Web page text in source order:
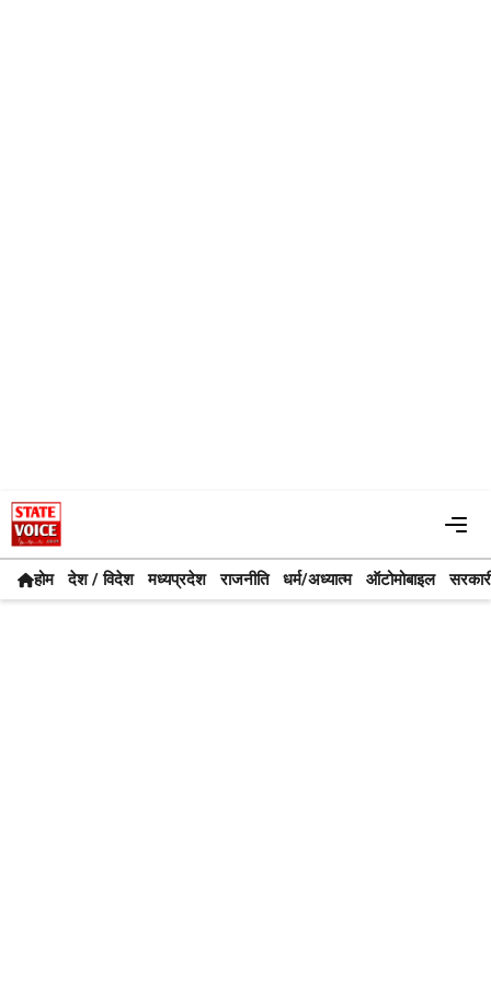
Skip
to
content
होम देश / विदेश मध्यप्रदेश राजनीति धर्म/अध्यात्म ऑटोमोबाइल